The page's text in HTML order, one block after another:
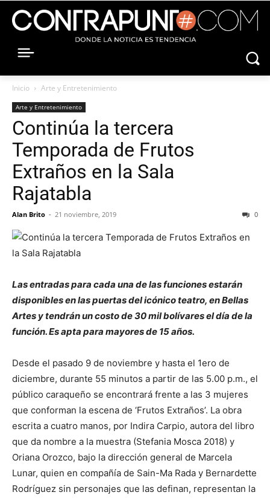
Inicio Arte y Entretenimiento
Arte y Entretenimiento
Continúa la tercera
Temporada de Frutos
Extraños en la Sala
Rajatabla
Alan Brito - 21 noviembre, 2019 0
Las entradas para cada una de las funciones estarán
disponibles en las puertas del icónico teatro, en Bellas
Artes y tendrán un costo de 30 mil bolívares el día de la
función. Es apta para mayores de 15 años.
Desde el pasado 9 de noviembre y hasta el 1ero de
diciembre, durante 55 minutos a partir de las 5.00 p.m., el
público caraqueño se encontrará frente a las 3 mujeres
que conforman la escena de ‘Frutos Extraños’. La obra
escrita a cuatro manos, por Indira Carpio, autora del libro
que da nombre a la muestra (Stefania Mosca 2018) y
Oriana Orozco, bajo la dirección general de Marcela
Lunar, quien en compañía de Sain-Ma Rada y Bernardette
Rodríguez sin personajes que las definan, representan la